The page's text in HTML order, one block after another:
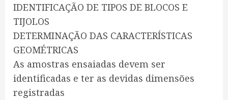
IDENTIFICAÇÃO DE TIPOS DE BLOCOS E
TIJOLOS
DETERMINAÇÃO DAS CARACTERÍSTICAS
GEOMÉTRICAS
As amostras ensaiadas devem ser
identificadas e ter as devidas dimensões
registradas